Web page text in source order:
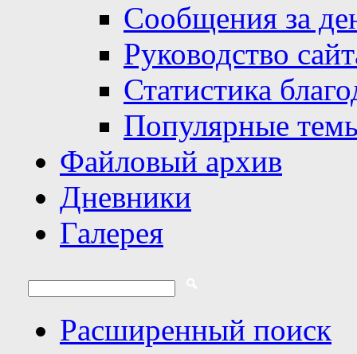
Сообщения за
Руководство
Статистика
Популярные
Файловый архив
Дневники
Галерея
Расширенный поиск